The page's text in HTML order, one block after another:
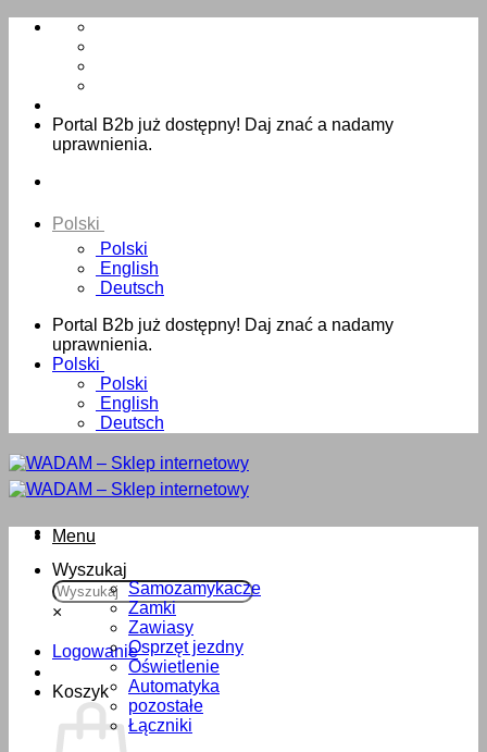
Skip
Portal B2b już dostępny! Daj znać a nadamy
uprawnienia.
Polski
Polski
English
Deutsch
Portal B2b już dostępny! Daj znać a nadamy
uprawnienia.
Polski
Polski
English
Deutsch
Wyszukaj
×
Logowanie
Koszyk
Menu
Samozamykacze
Zamki
Zawiasy
Osprzęt jezdny
Oświetlenie
Automatyka
pozostałe
Łączniki